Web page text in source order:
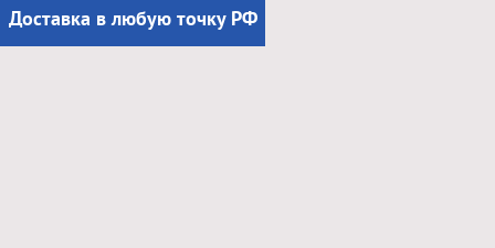
Доставка в любую точку РФ